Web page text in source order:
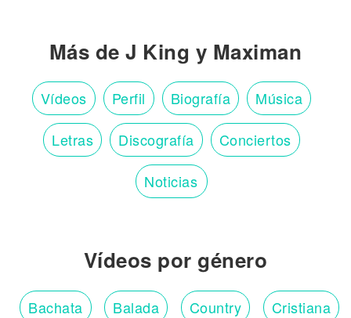
Más de J King y Maximan
Vídeos Perfil Biografía Música
Letras Discografía Conciertos
Noticias
Vídeos por género
Bachata Balada Country Cristiana